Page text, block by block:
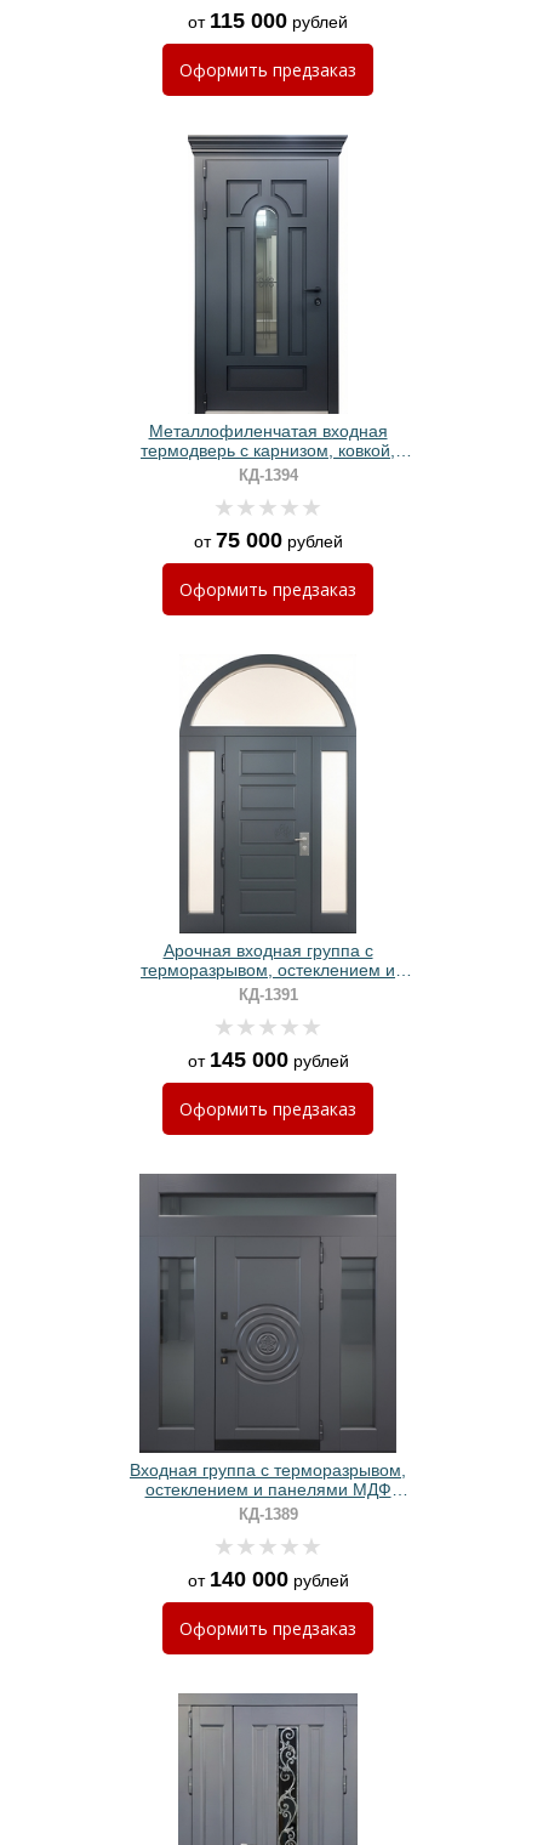
от 115 000 рублей
Оформить предзаказ
Металлофиленчатая входная
термодверь с карнизом, ковкой,
остеклением и порошковой
покраской антрацит
КД-1394
от75 000рублей
Оформить предзаказ
Арочная входная группа с
терморазрывом, остеклением и
панелями МДФ антрацит
КД-1391
от 145 000рублей
Оформить предзаказ
Входная группа с терморазрывом,
остеклением и панелями МДФ
антрацит
КД-1389
от 140 000рублей
Оформить предзаказ